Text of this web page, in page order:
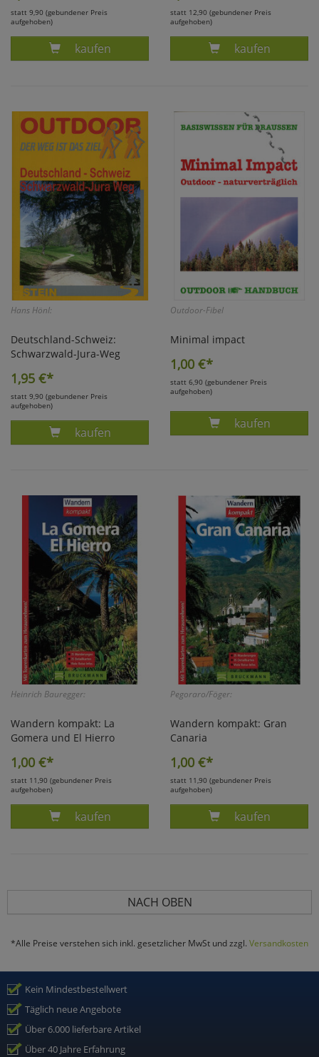
statt 9,90 (gebundener Preis
aufgehoben)
Produkt SPUREN IM SCHNEE UND WEGE
kaufen
statt 12,90 (gebundener Preis
aufgehoben)
Produkt MOLL,
kaufen
Hans Hönl:
Deutschland-Schweiz:
Schwarzwald-Jura-Weg
1,95 €*
statt 9,90 (gebundener Preis
aufgehoben)
Produkt HÖNL, DEUTSCHLAND-SCHWEIZ:
kaufen
Outdoor-Fibel
Minimal impact
1,00 €*
statt 6,90 (gebundener Preis
aufgehoben)
Produkt
kaufen
Heinrich Bauregger:
Wandern kompakt: La
Gomera und El Hierro
1,00 €*
statt 11,90 (gebundener Preis
aufgehoben)
Produkt BAUREGGER, LA GOMERA / EL
kaufen
Pegoraro/Föger:
Wandern kompakt: Gran
Canaria
1,00 €*
statt 11,90 (gebundener Preis
aufgehoben)
Produkt
kaufen
NACH OBEN
*Alle Preise verstehen sich inkl. gesetzlicher MwSt und zzgl. Versandkosten
Kein Mindestbestellwert
Täglich neue Angebote
Über 6.000 lieferbare Artikel
Über 40 Jahre Erfahrung